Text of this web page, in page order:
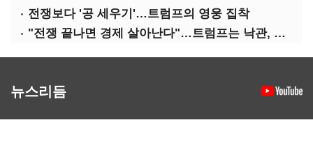
전쟁보다 '공 세우기'…트럼프의 영웅 집착
"전쟁 끝나면 경제 살아난다"…트럼프는 낙관, 미국인은 싸늘
뉴스리듬